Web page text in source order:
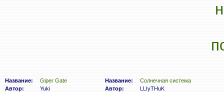
Название:
Giper Gate
Автор:
Yuki
Название:
Солнечная система
Автор:
LLIyTHuK